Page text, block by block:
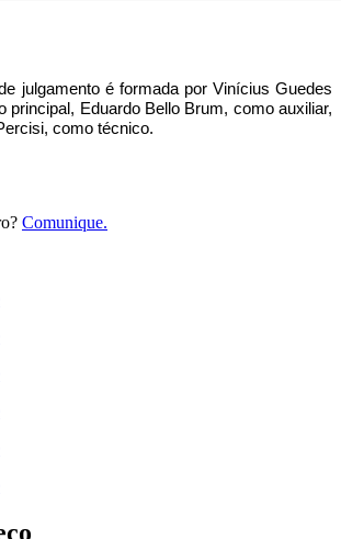
julgamento é formada por Vinícius Guedes
principal, Eduardo Bello Brum, como auxiliar,
como técnico.
Comunique.